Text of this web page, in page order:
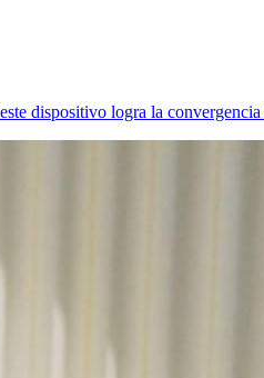
dispositivo logra la